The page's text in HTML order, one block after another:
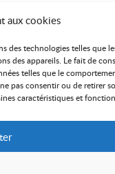
aux cookies
des technologies telles que
des appareils. Le fait de
telles que le
pas consentir ou de retirer
caractéristiques et